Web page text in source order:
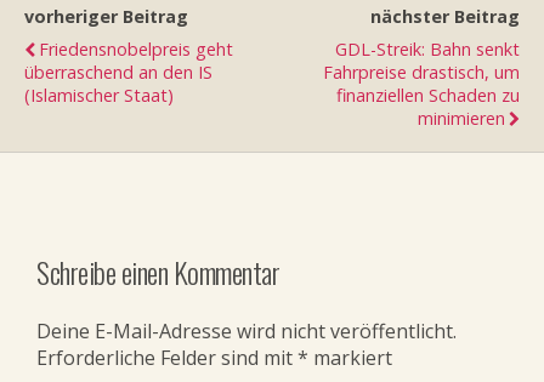
vorheriger Beitrag
Friedensnobelpreis geht
überraschend an den IS
(Islamischer Staat)
nächster Beitrag
GDL-Streik: Bahn senkt
Fahrpreise drastisch, um
finanziellen Schaden zu
minimieren
Schreibe einen Kommentar
Deine E-Mail-Adresse wird nicht veröffentlicht.
Erforderliche Felder sind mit* markiert